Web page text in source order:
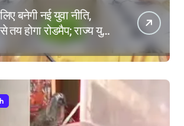
बनेगी नई युवा नीति,
तय होगा रोडमैप; राज्य युवा
भी मंथन